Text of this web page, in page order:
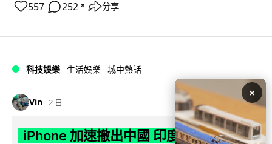
557 252 ↗ 分享
科技娛樂 生活娛樂 城中熱話
Vin 2 日
iPhone 加速撤出中國 印度成新機主要
×